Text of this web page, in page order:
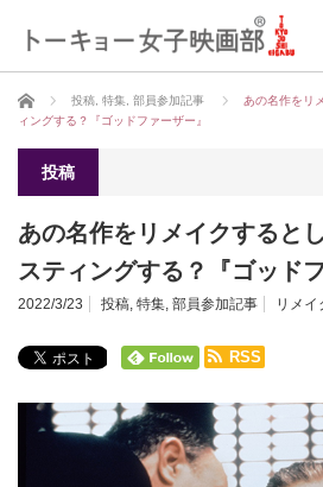
ホーム 投稿 特集 部員参加記事
あの名作をリ
ィングする？『ゴッドファーザー』
投稿
あの名作をリメイクすると
スティングする？『ゴッド
2022/3/23 投稿, 特集, 部員参加記事 リメイ
RSS